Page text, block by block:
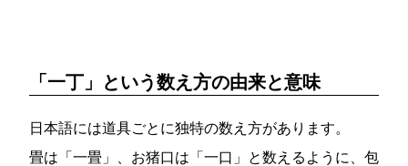
「一丁」という数え方の由来と意味
日本語には道具ごとに独特の数え方があります。
畳は「一畳」、お猪口は「一口」と数えるように、包